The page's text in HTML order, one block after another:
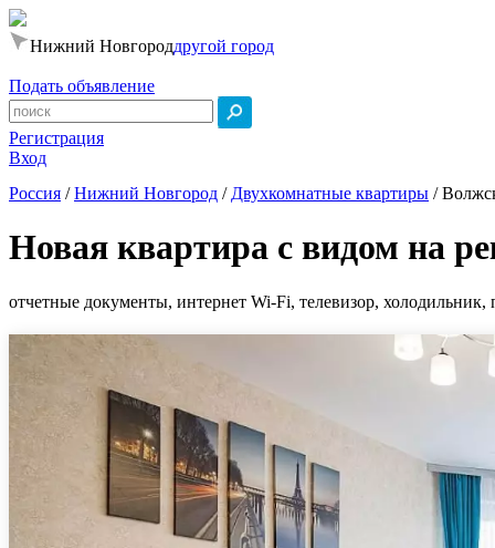
Нижний Новгороддругой город
Подать объявление
Регистрация
Вход
Россия /Нижний Новгород / Двухкомнатные квартиры /
Новая квартира с видом на
отчетные документы, интернет Wi-Fi, телевизор,